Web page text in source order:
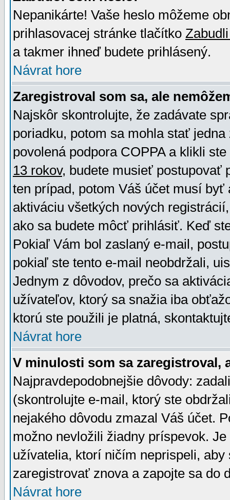
Nepanikárte! Vaše heslo môžeme
prihlasovacej stránke tlačítko
a takmer ihneď budete prihlásený.
Návrat hore
Zaregistroval som sa, ale
Najskôr skontrolujte, že zadávate
poriadku, potom sa mohla stať
povolená podpora COPPA a klikli
13 rokov, budete musieť postupovať
ten prípad, potom Váš účet musí
aktiváciu všetkých nových
ako sa budete môcť prihlásiť. Keď
Pokiaľ Vám bol zaslaný e-mail,
pokiaľ ste tento e-mail neobdržali,
Jednym z dôvodov, prečo sa
užívateľov, ktorý sa snažia iba
ktorú ste použili je platná,
Návrat hore
V minulosti som sa zaregistroval,
Najpravdepodobnejšie dôvody:
(skontrolujte e-mail, ktorý ste
nejakého dôvodu zmazal Váš účet.
možno nevložili žiadny príspevok.
užívatelia, ktorí ničím neprispeli,
zaregistrovať znova a zapojte sa do
Návrat hore